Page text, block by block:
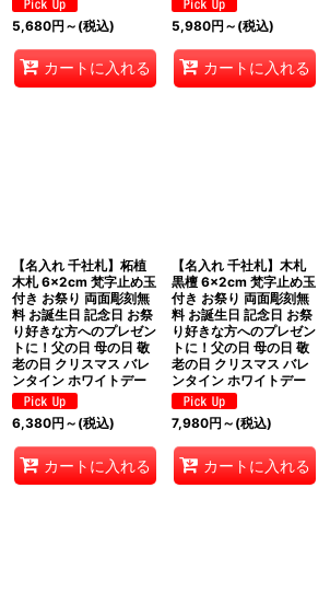
5,680円 ～ (税込)
カートに入れる
5,980円 ～ (税込)
カートに入れる
【名入れ 千社札】柘植
木札 6×2cm 梵字止め玉
付き お祭り 両面彫刻無
料 お誕生日 記念日 お祭
り好きな方へのプレゼン
トに！父の日 母の日 敬
老の日 クリスマス バレ
ンタイン ホワイトデー
6,380円 ～ (税込)
カートに入れる
【名入れ 千社札】木札
黒檀 6×2cm 梵字止め玉
付き お祭り 両面彫刻無
料 お誕生日 記念日 お祭
り好きな方へのプレゼン
トに！父の日 母の日 敬
老の日 クリスマス バレ
ンタイン ホワイトデー
7,980円 ～ (税込)
カートに入れる